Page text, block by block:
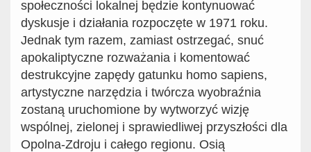
społeczności lokalnej będzie kontynuować
dyskusje i działania rozpoczęte w 1971 roku.
Jednak tym razem, zamiast ostrzegać, snuć
apokaliptyczne rozważania i komentować
destrukcyjne zapędy gatunku homo sapiens,
artystyczne narzędzia i twórcza wyobraźnia
zostaną uruchomione by wytworzyć wizję
wspólnej, zielonej i sprawiedliwej przyszłości dla
Opolna-Zdroju i całego regionu. Osią